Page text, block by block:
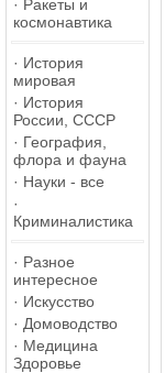
· Ракеты и
космонавтика
· История
мировая
· История
России, СССР
· География,
флора и фауна
· Науки - все
·
Криминалистика
· Разное
интересное
· Искусство
· Домоводство
· Медицина
Здоровье